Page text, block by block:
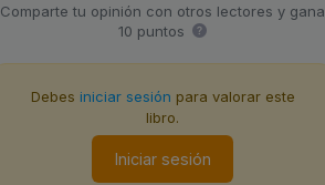
Comparte tu opinión con otros lectores y gana
10 puntos
Debes iniciar sesión para valorar este
libro.
Iniciar sesión